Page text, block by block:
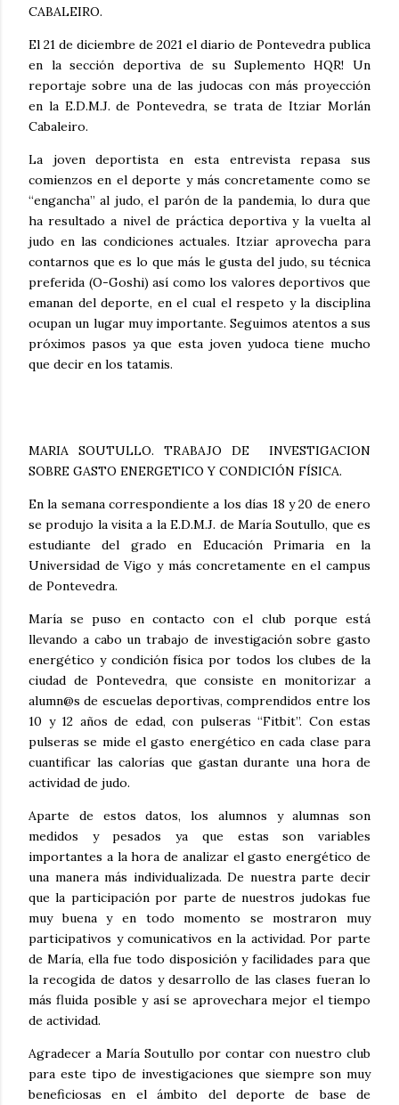
CABALEIRO.
El 21 de diciembre de 2021 el diario de Pontevedra publica
en la sección deportiva de su Suplemento HQR! Un
reportaje sobre una de las judocas con más proyección
en la E.D.M.J. de Pontevedra, se trata de Itziar Morlán
Cabaleiro.
La joven deportista en esta entrevista repasa sus
comienzos en el deporte y más concretamente como se
“engancha” al judo, el parón de la pandemia, lo dura que
ha resultado a nivel de práctica deportiva y la vuelta al
judo en las condiciones actuales. Itziar aprovecha para
contarnos que es lo que más le gusta del judo, su técnica
preferida (O-Goshi) así como los valores deportivos que
emanan del deporte, en el cual el respeto y la disciplina
ocupan un lugar muy importante. Seguimos atentos a sus
próximos pasos ya que esta joven yudoca tiene mucho
que decir en los tatamis.
MARIA SOUTULLO. TRABAJO DE INVESTIGACION
SOBRE GASTO ENERGETICO Y CONDICIÓN FÍSICA.
En la semana correspondiente a los días 18 y 20 de enero
se produjo la visita a la E.D.M.J. de María Soutullo, que es
estudiante del grado en Educación Primaria en la
Universidad de Vigo y más concretamente en el campus
de Pontevedra.
María se puso en contacto con el club porque está
llevando a cabo un trabajo de investigación sobre gasto
energético y condición física por todos los clubes de la
ciudad de Pontevedra, que consiste en monitorizar a
alumn@s de escuelas deportivas, comprendidos entre los
10 y 12 años de edad, con pulseras “Fitbit”. Con estas
pulseras se mide el gasto energético en cada clase para
cuantificar las calorías que gastan durante una hora de
actividad de judo.
Aparte de estos datos, los alumnos y alumnas son
medidos y pesados ya que estas son variables
importantes a la hora de analizar el gasto energético de
una manera más individualizada. De nuestra parte decir
que la participación por parte de nuestros judokas fue
muy buena y en todo momento se mostraron muy
participativos y comunicativos en la actividad. Por parte
de María, ella fue todo disposición y facilidades para que
la recogida de datos y desarrollo de las clases fueran lo
más fluida posible y así se aprovechara mejor el tiempo
de actividad.
Agradecer a María Soutullo por contar con nuestro club
para este tipo de investigaciones que siempre son muy
beneficiosas en el ámbito del deporte de base de